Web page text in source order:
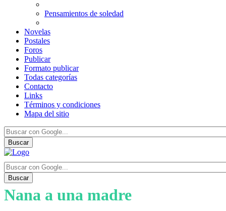
Pensamientos de soledad
Novelas
Postales
Foros
Publicar
Formato publicar
Todas categorías
Contacto
Links
Términos y condiciones
Mapa del sitio
Buscar
Buscar
Nana a una madre